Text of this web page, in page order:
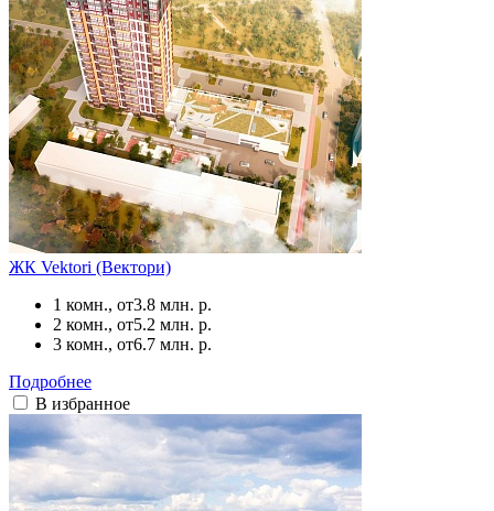
ЖК Vektori (Вектори)
1 комн., от3.8 млн. р.
2 комн., от5.2 млн. р.
3 комн., от6.7 млн. р.
Подробнее
В избранное